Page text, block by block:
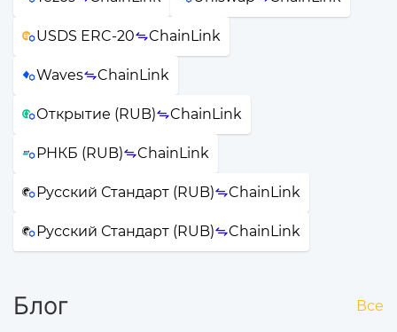
USDS ERC-20 ChainLink
Waves ChainLink
Открытие (RUB) ChainLink
РНКБ (RUB) ChainLink
Русский Стандарт (RUB) ChainLink
Русский Стандарт (RUB) ChainLink
Блог Все